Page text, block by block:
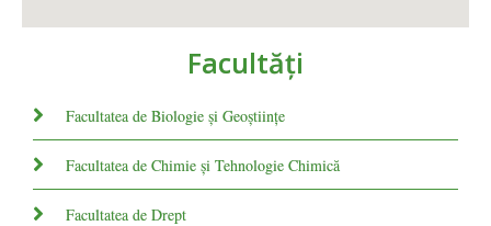
Facultăţi
Facultatea de Biologie și Geoștiințe
Facultatea de Chimie şi Tehnologie Chimică
Facultatea de Drept